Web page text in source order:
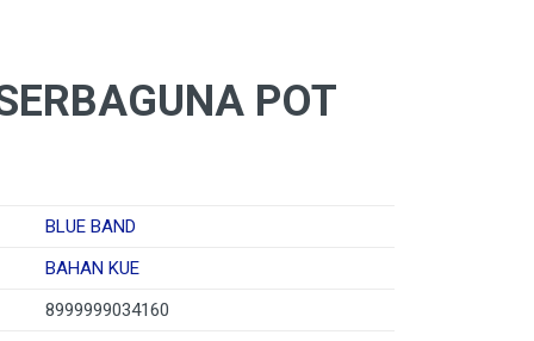
POT
BLUE BAND
BAHAN KUE
8999999034160